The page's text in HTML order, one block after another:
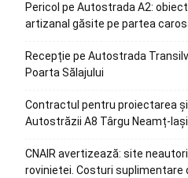
Pericol pe Autostrada A2:
artizanal găsite pe partea
Recepție pe Autostrada
Poarta Sălajului
Contractul pentru proiectarea
Autostrăzii A8 Târgu Neamț-
CNAIR avertizează: site
rovinietei. Costuri suplimentare